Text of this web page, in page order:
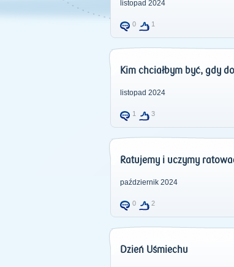
listopad 2024
0 1
Kim chciałbym być, gdy
listopad 2024
1 3
Ratujemy i uczymy
październik 2024
0 2
Dzień Uśmiechu